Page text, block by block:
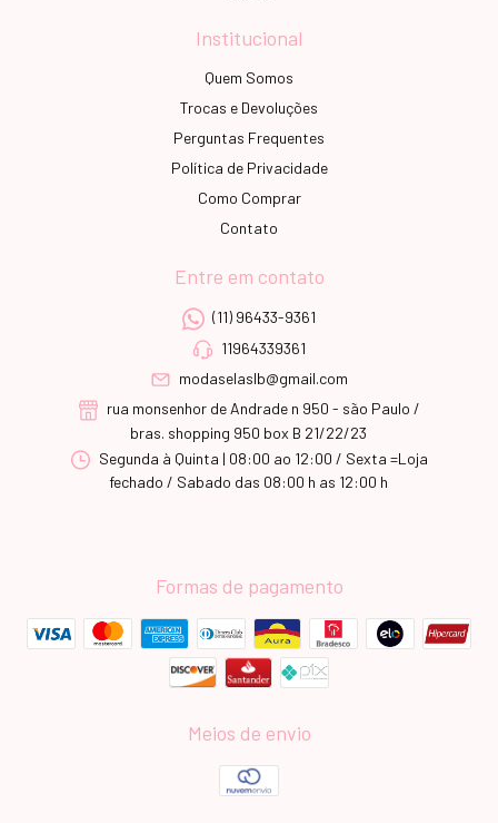
Institucional
Quem Somos
Trocas e Devoluções
Perguntas Frequentes
Política de Privacidade
Como Comprar
Contato
Entre em contato
(11) 96433-9361
11964339361
modaselaslb@gmail.com
rua monsenhor de Andrade n 950 - são Paulo /
bras. shopping 950 box B 21/22/23
Segunda à Quinta | 08:00 ao 12:00 / Sexta =Loja
fechado / Sabado das 08:00 h as 12:00 h
Formas de pagamento
Meios de envio